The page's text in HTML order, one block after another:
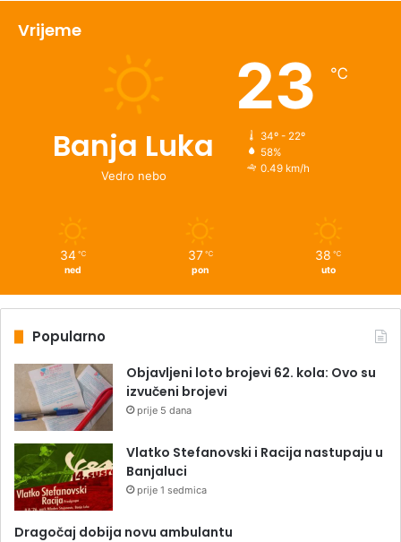
Vrijeme
Banja Luka
Vedro nebo
23 ℃
34º - 22º
58%
0.49 km/h
34 ℃
ned
37 ℃
pon
38 ℃
uto
Popularno
Objavljeni loto brojevi 62. kola: Ovo su
izvučeni brojevi
prije 5 dana
Vlatko Stefanovski i Racija nastupaju u
Banjaluci
prije 1 sedmica
Dragočaj dobija novu ambulantu